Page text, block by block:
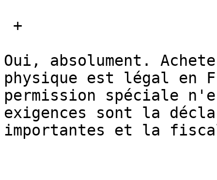
Oui, absolument.
physique est légal en
permission spéciale
exigences sont la
importantes et la